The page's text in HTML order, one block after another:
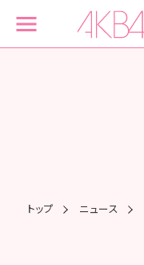
トップ ニュース